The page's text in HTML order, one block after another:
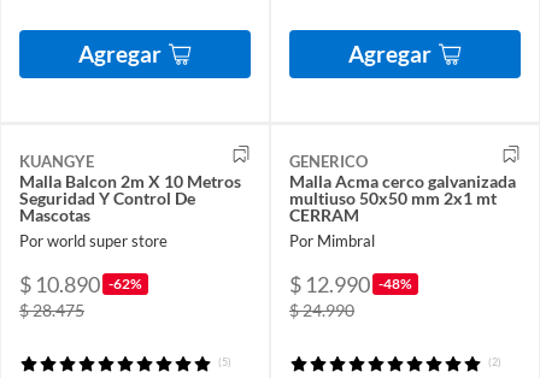
Agregar Agregar
KUANGYE
Malla Balcon 2m X 10 Metros
Seguridad Y Control De
Mascotas
Por world super store
$ 10.890 -62%
$ 28.475
(5)
GENERICO
Malla Acma cerco galvanizada
multiuso 50x50 mm 2x1 mt
CERRAM
Por Mimbral
$ 12.990 -48%
$ 24.990
(2)